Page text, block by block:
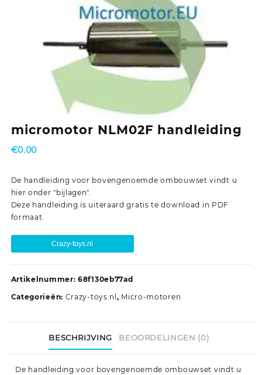
micromotor NLM02F handleiding
€0.00
De handleiding voor bovengenoemde ombouwset vindt u
hier onder "bijlagen".
Deze handleiding is uiteraard gratis te download in PDF
formaat.
Crazy-toys.nl
Artikelnummer: 68f130eb77ad
Categorieën: Crazy-toys.nl, Micro-motoren
BESCHRIJVING BEOORDELINGEN (0)
De handleiding voor bovengenoemde ombouwset vindt u